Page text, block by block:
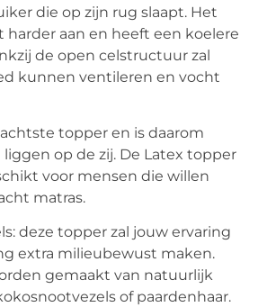
die op zijn rug slaapt. Het
harder aan en heeft een koelere
de open celstructuur zal
kunnen ventileren en vocht
topper en is daarom
op de zij. De Latex topper
voor mensen die willen
matras.
deze topper zal jouw ervaring
extra milieubewust maken.
gemaakt van natuurlijk
of paardenhaar.